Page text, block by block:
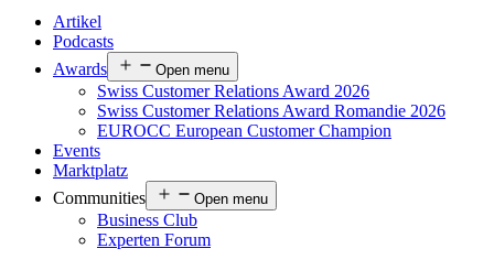
Artikel
Podcasts
Awards
Open menu
Swiss Customer Relations Award 2026
Swiss Customer Relations Award Romandie 2026
EUROCC European Customer Champion
Events
Marktplatz
Communities
Open menu
Business Club
Experten Forum